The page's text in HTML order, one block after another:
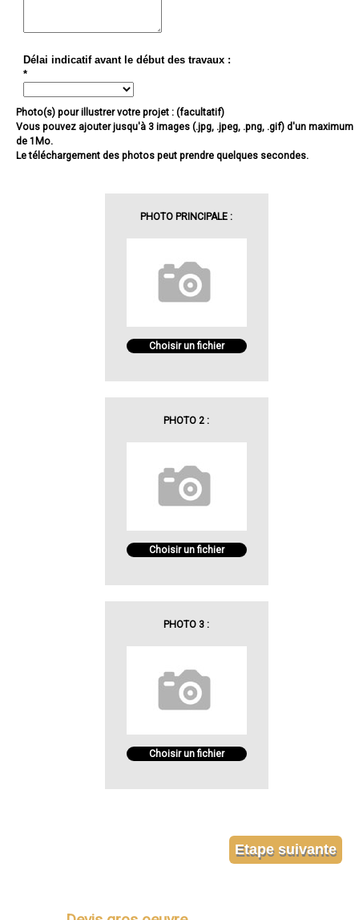
Délai indicatif avant le début des travaux :
*
Photo(s) pour illustrer votre projet : (facultatif)
Vous pouvez ajouter jusqu'à 3 images (.jpg, .jpeg, .png, .gif) d'un maximum
de 1Mo.
Le téléchargement des photos peut prendre quelques secondes.
PHOTO PRINCIPALE :
Choisir un fichier
PHOTO 2 :
Choisir un fichier
PHOTO 3 :
Choisir un fichier